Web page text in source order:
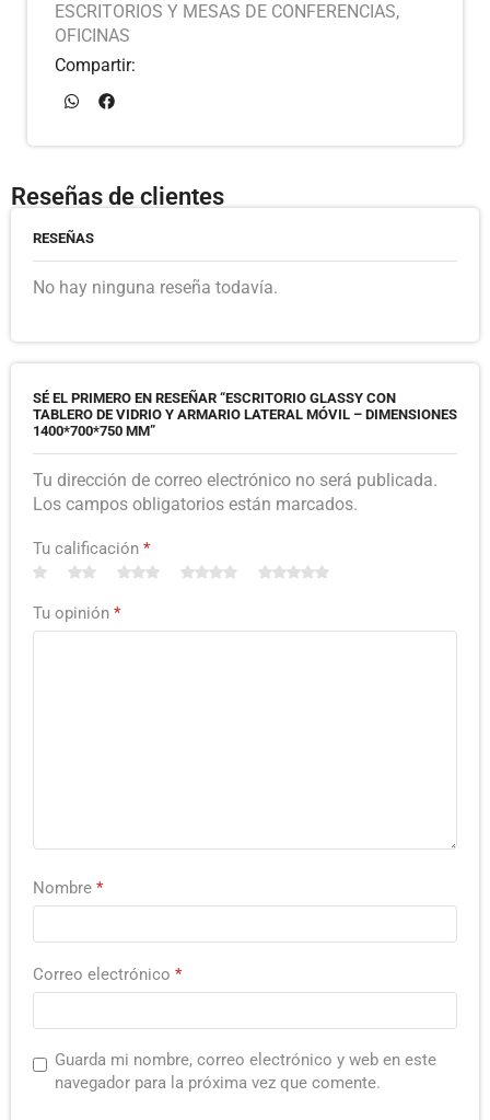
ESCRITORIOS Y MESAS DE CONFERENCIAS,
OFICINAS
Compartir:
Reseñas de clientes
RESEÑAS
No hay ninguna reseña todavía.
SÉ EL PRIMERO EN RESEÑAR “ESCRITORIO GLASSY CON
TABLERO DE VIDRIO Y ARMARIO LATERAL MÓVIL – DIMENSIONES
1400*700*750 MM”
Tu dirección de correo electrónico no será publicada.
Los campos obligatorios están marcados.
Tu calificación *
Tu opinión *
Nombre *
Correo electrónico *
Guarda mi nombre, correo electrónico y web en este
navegador para la próxima vez que comente.